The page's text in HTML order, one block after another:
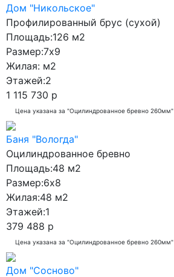
Дом "Никольское"
Профилированный брус (сухой)
Площадь:126 м2
Размер:7x9
Жилая: м2
Этажей:2
1 115 730 р
Цена указана за "Оцилиндрованное бревно 260мм"
Баня "Вологда"
Оцилиндрованное бревно
Площадь:48 м2
Размер:6x8
Жилая:48 м2
Этажей:1
379 488 р
Цена указана за "Оцилиндрованное бревно 260мм"
Дом "Сосново"